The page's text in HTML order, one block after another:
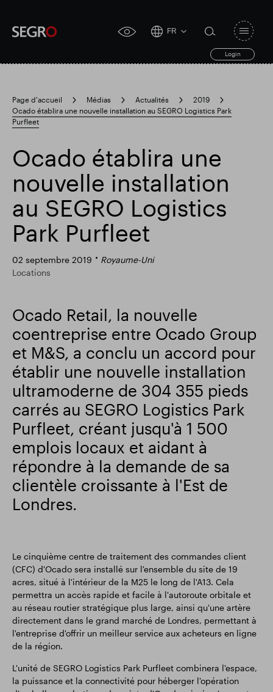
accessibility
FR
Login
search
form
search
Search
for
Recherche populaire
Responsable SEGRO
Domaine commercial de Slough
Parc intelligent
toggle
Page d'accueil Médias Actualités
2019
Ocado établira une nouvelle installation au SEGRO Logistics Park
Purfleet
Ocado établira une
nouvelle installation
au SEGRO Logistics
Park Purfleet
02 septembre 2019
Royaume-Uni
Locations
Ocado Retail, la nouvelle
coentreprise entre Ocado Group
et M&S, a conclu un accord pour
établir une nouvelle installation
ultramoderne de 304 355 pieds
carrés au SEGRO Logistics Park
Purfleet, créant jusqu'à 1 500
emplois locaux et aidant à
répondre à la demande de sa
clientèle croissante à l'Est de
Londres.
Le cinquième centre de traitement des commandes client
(CFC) d'Ocado sera installé sur l'ensemble du site de 19
acres, situé à l'intérieur de la M25 le long de l'A13. Cela
permettra un accès rapide et facile à l'autoroute orbitale et
au réseau routier stratégique plus large, ainsi qu'une artère
directement dans le grand marché de Londres, permettant à
l'entreprise d'offrir un meilleur service aux acheteurs en ligne
de la région.
L'unité de SEGRO Logistics Park Purfleet combinera l'espace,
la puissance et la connectivité pour héberger l'opération